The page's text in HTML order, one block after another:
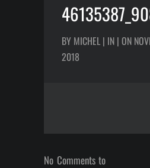
BY MICHEL | IN | ON
2018
No Comments to